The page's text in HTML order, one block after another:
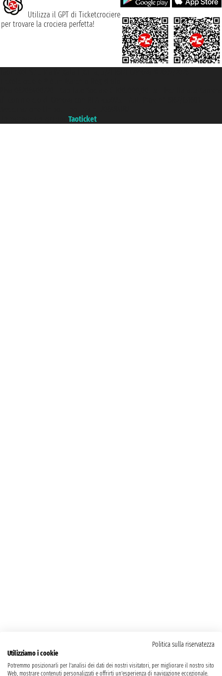
Utilizza il GPT di Ticketcrociere
per trovare la crociera perfetta!
Taoticket
Politica sulla riservatezza
Utilizziamo i cookie
Potremmo posizionarli per l'analisi dei dati dei nostri visitatori, per migliorare il nostro sito
Web, mostrare contenuti personalizzati e offrirti un'esperienza di navigazione eccezionale.